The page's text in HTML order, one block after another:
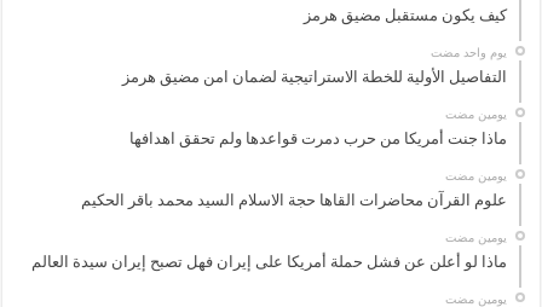
كيف يكون مستقبل مضيق هرمز
‏يوم واحد مضت
التفاصيل الأولية للخطة الاستراتيجية لضمان امن مضيق هرمز
‏يومين مضت
ماذا جنت أمريكا من حرب دمرت قواعدها ولم تحقق اهدافها
‏يومين مضت
علوم القرآن محاضرات القاها حجة الاسلام السيد محمد باقر الحكيم
‏يومين مضت
ماذا لو أعلن عن فشل حملة أمريكا على إيران فهل تصبح إيران سيدة العالم
‏يومين مضت